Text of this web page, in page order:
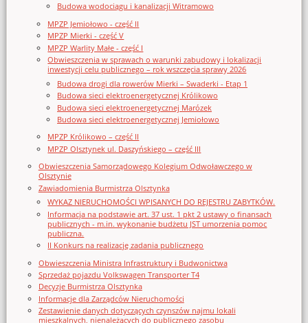
Budowa wodociągu i kanalizacji Witramowo
MPZP Jemiołowo - część II
MPZP Mierki - część V
MPZP Warlity Małe - część I
Obwieszczenia w sprawach o warunki zabudowy i lokalizacji
inwestycji celu publicznego – rok wszczęcia sprawy 2026
Budowa drogi dla rowerów Mierki – Swaderki - Etap 1
Budowa sieci elektroenergetycznej Królikowo
Budowa sieci elektroenergetycznej Marózek
Budowa sieci elektroenergetycznej Jemiołowo
MPZP Królikowo – część II
MPZP Olsztynek ul. Daszyńskiego – część III
Obwieszczenia Samorządowego Kolegium Odwoławczego w
Olsztynie
Zawiadomienia Burmistrza Olsztynka
WYKAZ NIERUCHOMOŚCI WPISANYCH DO REJESTRU ZABYTKÓW.
Informacja na podstawie art. 37 ust. 1 pkt 2 ustawy o finansach
publicznych - m.in. wykonanie budżetu JST umorzenia pomoc
publiczna.
II Konkurs na realizację zadania publicznego
Obwieszczenia Ministra Infrastruktury i Budwonictwa
Sprzedaż pojazdu Volkswagen Transporter T4
Decyzje Burmistrza Olsztynka
Informacje dla Zarządców Nieruchomości
Zestawienie danych dotyczących czynszów najmu lokali
mieszkalnych, nienależących do publicznego zasobu